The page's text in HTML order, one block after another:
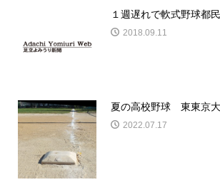
１週遅れで軟式野球都
2018.09.11
夏の高校野球 東東京
2022.07.17